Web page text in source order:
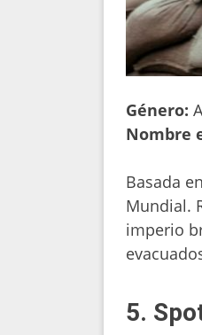
Género:
Nombre
Basada
Mundial.
imperio
5.